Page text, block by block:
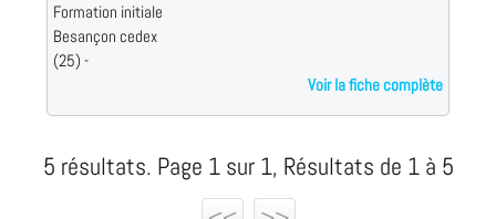
Formation initiale
Besançon cedex
(25) -
Voir la fiche complète
5 résultats. Page 1 sur 1, Résultats de 1 à 5